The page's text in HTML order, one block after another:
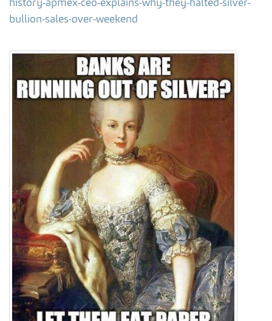
history-apmex-ceo-explains-why-they-halted-silver-
bullion-sales-over-weekend